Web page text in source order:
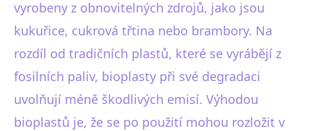
vyrobeny z obnovitelných zdrojů, jako jsou
kukuřice, cukrová třtina nebo brambory. Na
rozdíl od tradičních plastů, které se vyrábějí z
fosilních paliv, bioplasty při své degradaci
uvolňují méně škodlivých emisí. Výhodou
bioplastů je, že se po použití mohou rozložit v